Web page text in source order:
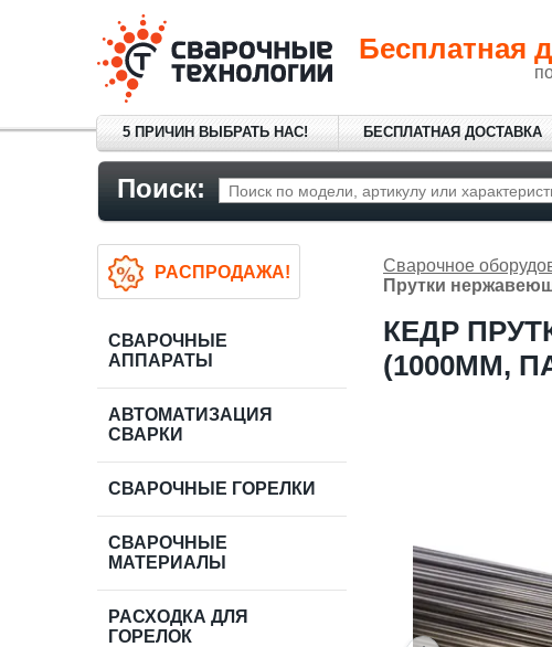
Бесплатная
5 ПРИЧИН ВЫБРАТЬ НАС! БЕСПЛАТНАЯ ДОСТАВКА
Поиск:
Сварочное
Прутки
КЕДР
(1000ММ,
РАСПРОДАЖА!
СВАРОЧНЫЕ
АППАРАТЫ
АВТОМАТИЗАЦИЯ
СВАРКИ
СВАРОЧНЫЕ ГОРЕЛКИ
СВАРОЧНЫЕ
МАТЕРИАЛЫ
РАСХОДКА ДЛЯ
ГОРЕЛОК